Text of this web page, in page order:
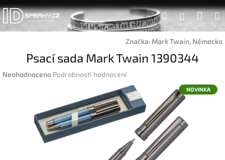
Přejít
na
obsah
Hledat
Značka: Mark Twain, Německo
Psací sada Mark Twain 1390344
Průměrné
Neohodnoceno Podrobnosti hodnocení
NOVINKA